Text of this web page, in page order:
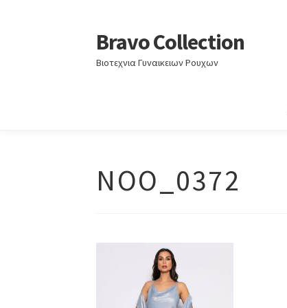
Skip
to
navigation
Skip
to
content
Bravo Collection
Βιοτεχνια Γυναικειων Ρουχων
NOO_0372